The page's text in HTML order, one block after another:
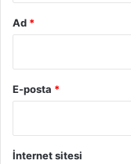
Ad *
E-posta *
İnternet sitesi